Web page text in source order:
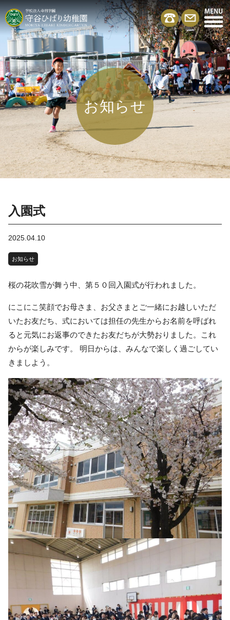
お知らせ
入園式
2025.04.10
お知らせ
桜の花吹雪が舞う中、第５０回入園式が行われました。
にこにこ笑顔でお母さま、お父さまとご一緒にお越しいただ
いたお友だち、式においては担任の先生からお名前を呼ばれ
ると元気にお返事のできたお友だちが大勢おりました。これ
からが楽しみです。 明日からは、みんなで楽しく過ごしてい
きましよう。